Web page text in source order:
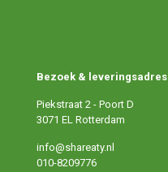
Bezoek & leveringsadres
Piekstraat 2 - Poort D
3071 EL Rotterdam
info@shareaty.nl
010-8209776